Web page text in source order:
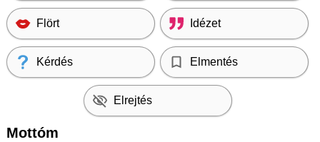
Flört Idézet
Kérdés Elmentés
Elrejtés
Mottóm